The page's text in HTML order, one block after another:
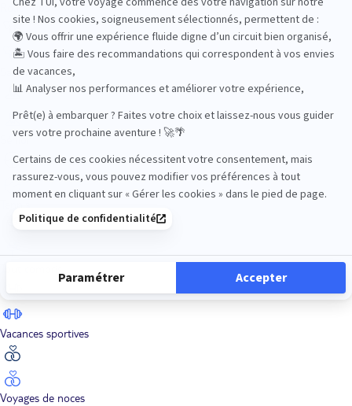
Road Trips
Safari
Sénior
Vacances sportives
Voyages de noces